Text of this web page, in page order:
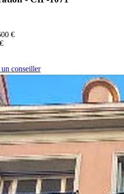
€
conseiller